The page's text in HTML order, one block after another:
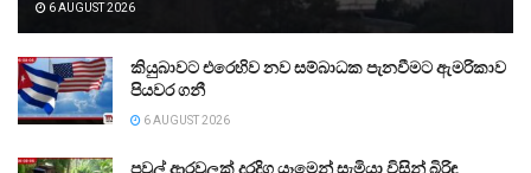
6 AUGUST 2026
කියුබාවට එරෙහිව නව සම්බාධක පැනවීමට ඇමරිකාව
පියවර ගනී
6 AUGUST 2026
පවුල් ආරවුලක් දුරදිග යෑමෙන් සැමියා විසින් බිරිඳ